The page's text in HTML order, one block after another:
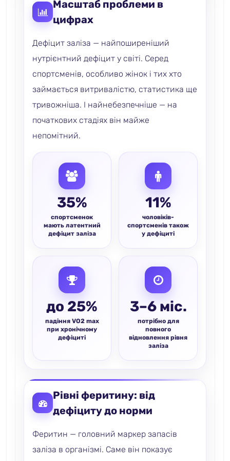
Масштаб проблеми в
цифрах
Дефіцит заліза — найпоширеніший
нутрієнтний дефіцит у світі. Серед
спортсменів, особливо жінок і тих хто
займається витривалістю, статистика ще
тривожніша. І найнебезпечніше — на
початкових стадіях він майже
непомітний.
35%
спортсменок
мають латентний
дефіцит заліза
11%
чоловіків-
спортсменів також
у дефіциті
до 25%
падіння VO2 max
при хронічному
дефіциті
3–6 міс.
потрібно для
повного
відновлення рівня
заліза
Рівні феритину: від
дефіциту до норми
Феритин — головний маркер запасів
заліза в організмі. Саме він показує